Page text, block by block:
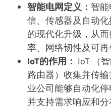
智能电网定义： 智
信、传感器及自动
的现代化升级，从
率、网络韧性及可再
IoT的作用： IoT （
路由器）收集并传
业公司能够自动化
并支持需求响应和分